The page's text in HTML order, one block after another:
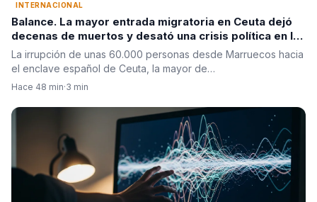
INTERNACIONAL
Balance. La mayor entrada migratoria en Ceuta dejó
decenas de muertos y desató una crisis política en la
Unión Europea
La irrupción de unas 60.000 personas desde Marruecos hacia
el enclave español de Ceuta, la mayor de…
Hace 48 min·3 min